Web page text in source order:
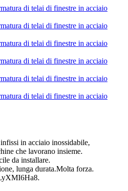
in acciaio inossidabile,
che lavorano insieme.
da installare.
lunga durata.Molta forza.